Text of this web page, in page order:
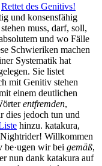
Rettet des Genitivs!
und konsensfähig
muss, darf, soll,
und wo Fälle
Schwieriken machen
Systematik hat
Sie listet
mit Genitiv stehen
einem deutlichen
entfremden,
dies jedoch tun und
hinzu. katakura,
Willkommen
wir bei gemäß,
nun dank katakura auf